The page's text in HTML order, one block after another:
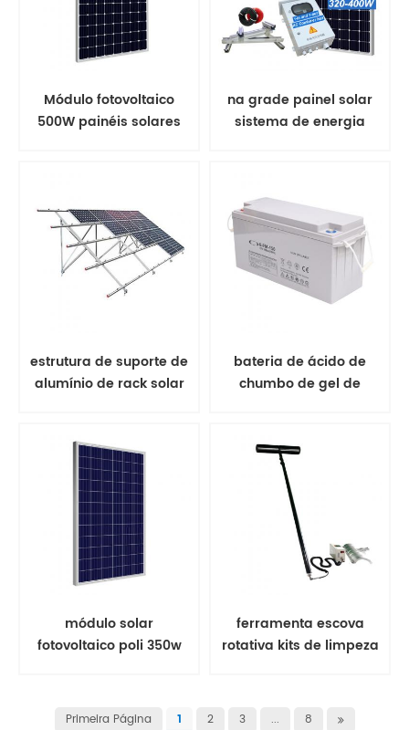
Módulo fotovoltaico
500W painéis solares
na grade painel solar
sistema de energia
estrutura de suporte de
alumínio de rack solar
bateria de ácido de
chumbo de gel de
módulo solar
fotovoltaico poli 350w
ferramenta escova
rotativa kits de limpeza
Primeira Página 1 2 3 ...
8